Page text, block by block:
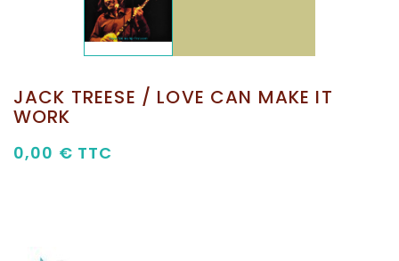
JACK TREESE / LOVE CAN MAKE IT
WORK
0,00 € TTC